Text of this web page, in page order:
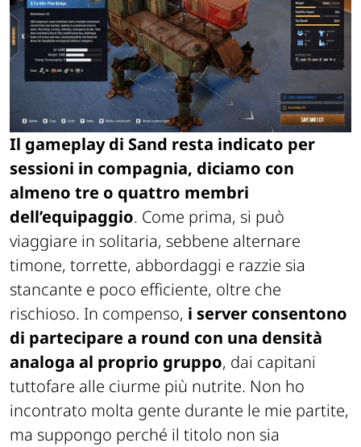
Il gameplay di Sand resta indicato per
sessioni in compagnia, diciamo con
almeno tre o quattro membri
dell’equipaggio. Come prima, si può
viaggiare in solitaria, sebbene alternare
timone, torrette, abbordaggi e razzie sia
stancante e poco efficiente, oltre che
rischioso. In compenso, i server consentono
di partecipare a round con una densità
analoga al proprio gruppo, dai capitani
tuttofare alle ciurme più nutrite. Non ho
incontrato molta gente durante le mie partite,
ma suppongo perché il titolo non sia